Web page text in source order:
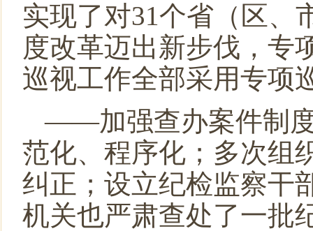
实现了对31个省（区、
度改革迈出新步伐，专
巡视工作全部采用专项
——加强查办案件制度
范化、程序化；多次组
纠正；设立纪检监察干
机关也严肃查处了一批